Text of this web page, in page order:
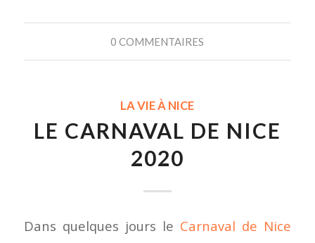
0 COMMENTAIRES
LA VIE À NICE
LE CARNAVAL DE NICE
2020
Dans quelques jours le Carnaval de Nice